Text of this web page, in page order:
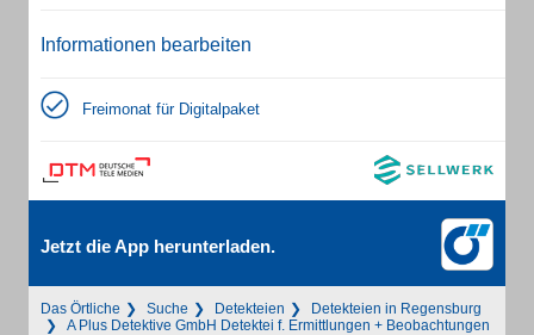
Informationen bearbeiten
Freimonat für Digitalpaket
Jetzt die App herunterladen.
Das Örtliche Suche Detekteien
Detekteien in Regensburg
A Plus Detektive GmbH Detektei f. Ermittlungen + Beobachtungen